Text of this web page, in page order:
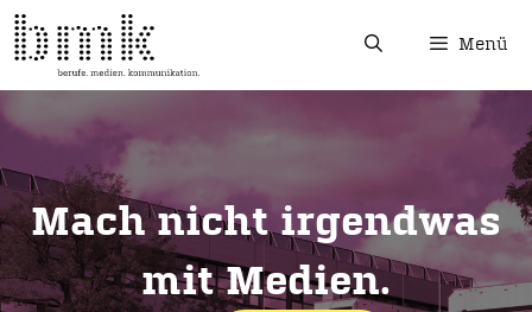
Menü
Mach nicht irgendwas
mit Medien.